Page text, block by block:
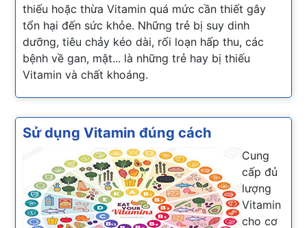
thiếu hoặc thừa Vitamin quá mức cần thiết gây
tổn hại đến sức khỏe. Những trẻ bị suy dinh
dưỡng, tiêu chảy kéo dài, rối loạn hấp thu, các
bệnh về gan, mật... là những trẻ hay bị thiếu
Vitamin và chất khoáng.
Sử dụng Vitamin đúng cách
Cung
cấp đủ
lượng
Vitamin
cho cơ